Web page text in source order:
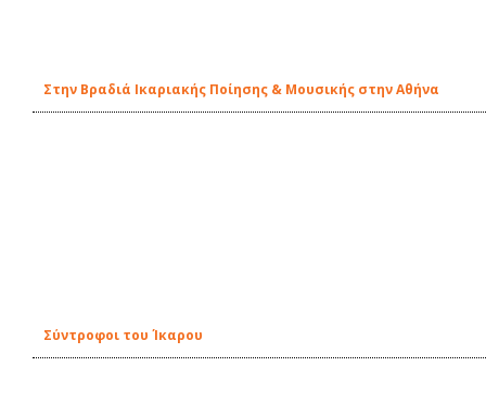
Στην Βραδιά Ικαριακής Ποίησης & Μουσικής στην Αθήνα
Σύντροφοι του Ίκαρου